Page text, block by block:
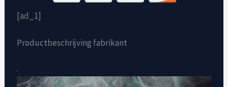
[ad_1]
Productbeschrijving fabrikant